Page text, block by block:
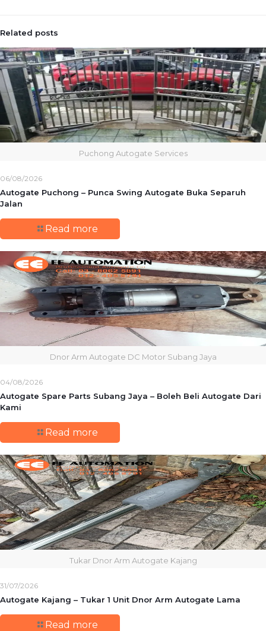
Related posts
Puchong Autogate Services
06/08/2026
Autogate Puchong – Punca Swing Autogate Buka Separuh
Jalan
Read more
Dnor Arm Autogate DC Motor Subang Jaya
04/08/2026
Autogate Spare Parts Subang Jaya – Boleh Beli Autogate Dari
Kami
Read more
Tukar Dnor Arm Autogate Kajang
31/07/2026
Autogate Kajang – Tukar 1 Unit Dnor Arm Autogate Lama
Read more